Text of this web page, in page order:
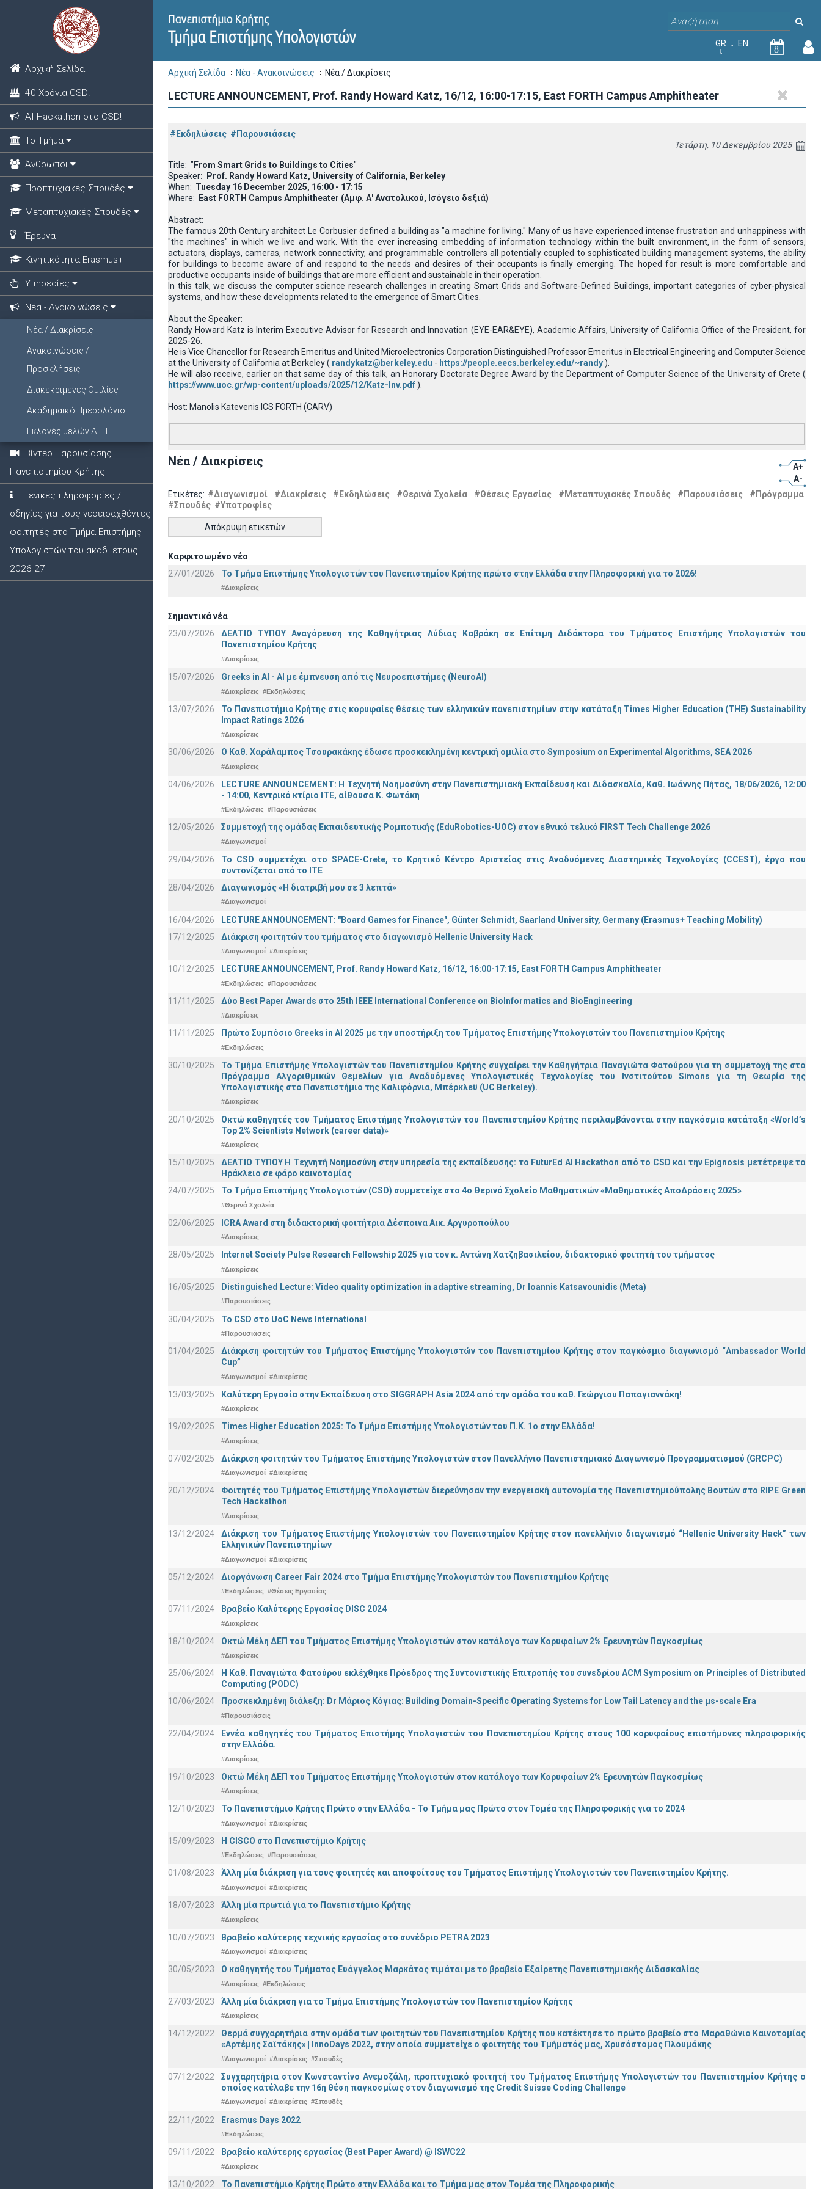
Αρχική Σελίδα
40 Χρόνια CSD!
ΑΙ Hackathon στο CSD!
Το Τμήμα
Άνθρωποι
Προπτυχιακές Σπουδές
Μεταπτυχιακές Σπουδές
Έρευνα
Κινητικότητα Erasmus+
Υπηρεσίες
Νέα - Ανακοινώσεις
Νέα / Διακρίσεις
Ανακοινώσεις /
Προσκλήσεις
Διακεκριμένες Ομιλίες
Ακαδημαϊκό Ημερολόγιο
Εκλογές μελών ΔΕΠ
Βίντεο Παρουσίασης
Πανεπιστημίου Κρήτης
Γενικές πληροφορίες /
οδηγίες για τους νεοεισαχθέντες
φοιτητές στο Τμήμα Επιστήμης
Υπολογιστών του ακαδ. έτους
2026-27
GR EN
8
Αρχική Σελίδα Νέα - Ανακοινώσεις Νέα / Διακρίσεις
LECTURE ANNOUNCEMENT, Prof. Randy Howard Katz, 16/12, 16:00-17:15, East FORTH Campus Amphitheater
#Εκδηλώσεις #Παρουσιάσεις
Τετάρτη, 10 Δεκεμβρίου 2025
Title: " From Smart Grids to Buildings to Cities"
Speaker: Prof. Randy Howard Katz, University of California, Berkeley
When: Tuesday 16 December 2025, 16:00 - 17:15
Where:
East FORTH Campus Amphitheater (Αμφ. Α' Ανατολικού, Ισόγειο δεξιά)
Abstract:
The famous 20th Century architect Le Corbusier defined a building as "a machine for living." Many of us have experienced intense frustration and unhappiness with
"the machines" in which we live and work. With the ever increasing embedding of information technology within the built environment, in the form of sensors,
actuators, displays, cameras, network connectivity, and programmable controllers all potentially coupled to sophisticated building management systems, the ability
for buildings to become aware of and respond to the needs and desires of their occupants is finally emerging. The hoped for result is more comfortable and
productive occupants inside of buildings that are more efficient and sustainable in their operation.
In this talk, we discuss the computer science research challenges in creating Smart Grids and Software-Defined Buildings, important categories of cyber-physical
systems, and how these developments related to the emergence of Smart Cities.
About the Speaker:
Randy Howard Katz is Interim Executive Advisor for Research and Innovation (EYE-EAR&EYE), Academic Affairs, University of California Office of the President, for
2025-26.
He is Vice Chancellor for Research Emeritus and United Microelectronics Corporation Distinguished Professor Emeritus in Electrical Engineering and Computer Science
at the University of California at Berkeley ( randykatz@berkeley.edu - https://people.eecs.berkeley.edu/~randy).
He will also receive, earlier on that same day of this talk, an Honorary Doctorate Degree Award by the Department of Computer Science of the University of Crete (
https://www.uoc.gr/wp-content/uploads/2025/12/Katz-Inv.pdf).
Host: Manolis Katevenis ICS FORTH (CARV)
Νέα / Διακρίσεις
A+
A-
Ετικέτες: #Διαγωνισμοί #Διακρίσεις #Εκδηλώσεις #Θερινά Σχολεία #Θέσεις Εργασίας #Μεταπτυχιακές Σπουδές #Παρουσιάσεις
#Πρόγραμμα
#Σπουδές #Υποτροφίες
Απόκρυψη ετικετών
Καρφιτσωμένο νέο
27/01/2026
Το Τμήμα Επιστήμης Υπολογιστών του Πανεπιστημίου Κρήτης πρώτο στην Ελλάδα στην Πληροφορική για το 2026!
#Διακρίσεις
Σημαντικά νέα
23/07/2026
ΔΕΛΤΙΟ ΤΥΠΟΥ Αναγόρευση της Καθηγήτριας Λύδιας Καβράκη σε Επίτιμη Διδάκτορα του Τμήματος Επιστήμης Υπολογιστών του
Πανεπιστημίου Κρήτης
#Διακρίσεις
15/07/2026 Greeks in AI - ΑΙ με έμπνευση από τις Νευροεπιστήμες (NeuroAI)
#Διακρίσεις #Εκδηλώσεις
13/07/2026
Το Πανεπιστήμιο Κρήτης στις κορυφαίες θέσεις των ελληνικών πανεπιστημίων στην κατάταξη Times Higher Education (ΤΗΕ) Sustainability
Impact Ratings 2026
#Διακρίσεις
30/06/2026 Ο Καθ. Χαράλαμπος Τσουρακάκης έδωσε προσκεκλημένη κεντρική ομιλία στο Symposium on Experimental Algorithms, SEA 2026
#Διακρίσεις
04/06/2026
LECTURE ANNOUNCEMENT: Η Τεχνητή Νοημοσύνη στην Πανεπιστημιακή Εκπαίδευση και Διδασκαλία, Καθ. Ιωάννης Πήτας, 18/06/2026, 12:00
- 14:00, Κεντρικό κτίριο ΙΤΕ, αίθουσα Κ. Φωτάκη
#Εκδηλώσεις #Παρουσιάσεις
12/05/2026 Συμμετοχή της ομάδας Εκπαιδευτικής Ρομποτικής (EduRobotics-UOC) στον εθνικό τελικό FIRST Tech Challenge 2026
#Διαγωνισμοί
29/04/2026
Το CSD συμμετέχει στο SPACE-Crete, το Κρητικό Κέντρο Αριστείας στις Αναδυόμενες Διαστημικές Τεχνολογίες (CCEST), έργο που
συντονίζεται από το ΙΤΕ
28/04/2026
Διαγωνισμός «Η διατριβή μου σε 3 λεπτά»
#Διαγωνισμοί
16/04/2026
LECTURE ANNOUNCEMENT: "Board Games for Finance", Günter Schmidt, Saarland University, Germany (Erasmus+ Teaching Mobility)
17/12/2025
Διάκριση φοιτητών του τμήματος στο διαγωνισμό Hellenic University Hack
#Διαγωνισμοί #Διακρίσεις
10/12/2025 LECTURE ANNOUNCEMENT, Prof. Randy Howard Katz, 16/12, 16:00-17:15, East FORTH Campus Amphitheater
#Εκδηλώσεις #Παρουσιάσεις
11/11/2025 Δύο Best Paper Awards στο 25th IEEE International Conference on BioInformatics and BioEngineering
#Διακρίσεις
11/11/2025 Πρώτο Συμπόσιο Greeks in AI 2025 με την υποστήριξη του Τμήματος Επιστήμης Υπολογιστών του Πανεπιστημίου Κρήτης
#Εκδηλώσεις
30/10/2025
Το Τμήμα Επιστήμης Υπολογιστών του Πανεπιστημίου Κρήτης συγχαίρει την Καθηγήτρια Παναγιώτα Φατούρου για τη συμμετοχή της στο
Πρόγραμμα Αλγοριθμικών Θεμελίων για Αναδυόμενες Υπολογιστικές Τεχνολογίες του Ινστιτούτου Simons για τη Θεωρία της
Υπολογιστικής στο Πανεπιστήμιο της Καλιφόρνια, Μπέρκλεϋ (UC Berkeley).
#Διακρίσεις
20/10/2025
Οκτώ καθηγητές του Τμήματος Επιστήμης Υπολογιστών του Πανεπιστημίου Κρήτης περιλαμβάνονται στην παγκόσμια κατάταξη «World’s
Top 2% Scientists Network (career data)»
#Διακρίσεις
15/10/2025
ΔΕΛΤΙΟ ΤΥΠΟΥ H Tεχνητή Νοημοσύνη στην υπηρεσία της εκπαίδευσης: το FuturEd AI Hackathon από το CSD και την Epignosis μετέτρεψε το
Ηράκλειο σε φάρο καινοτομίας
24/07/2025
Το Τμήμα Επιστήμης Υπολογιστών (CSD) συμμετείχε στο 4ο Θερινό Σχολείο Μαθηματικών «Μαθηματικές ΑποΔράσεις 2025»
#Θερινά Σχολεία
02/06/2025 ICRA Award στη διδακτορική φοιτήτρια Δέσποινα Αικ. Αργυροπούλου
#Διακρίσεις
28/05/2025 Internet Society Pulse Research Fellowship 2025 για τον κ. Αντώνη Χατζηβασιλείου, διδακτορικό φοιτητή του τμήματος
#Διακρίσεις
16/05/2025 Distinguished Lecture: Video quality optimization in adaptive streaming, Dr Ioannis Katsavounidis (Meta)
#Παρουσιάσεις
30/04/2025 To CSD στο UoC News International
#Παρουσιάσεις
01/04/2025
Διάκριση φοιτητών του Τμήματος Επιστήμης Υπολογιστών του Πανεπιστημίου Κρήτης στον παγκόσμιο διαγωνισμό “Ambassador World
Cup”
#Διαγωνισμοί #Διακρίσεις
13/03/2025 Καλύτερη Εργασία στην Εκπαίδευση στο SIGGRAPH Asia 2024 από την ομάδα του καθ. Γεώργιου Παπαγιαννάκη!
#Διακρίσεις
19/02/2025 Times Higher Education 2025: Το Τμήμα Επιστήμης Υπολογιστών του Π.Κ. 1ο στην Ελλάδα!
#Διακρίσεις
07/02/2025 Διάκριση φοιτητών του Τμήματος Επιστήμης Υπολογιστών στον Πανελλήνιο Πανεπιστημιακό Διαγωνισμό Προγραμματισμού (GRCPC)
#Διαγωνισμοί #Διακρίσεις
20/12/2024
Φοιτητές του Τμήματος Επιστήμης Υπολογιστών διερεύνησαν την ενεργειακή αυτονομία της Πανεπιστημιούπολης Βουτών στο RIPE Green
Tech Hackathon
#Διακρίσεις
13/12/2024
Διάκριση του Τμήματος Επιστήμης Υπολογιστών του Πανεπιστημίου Κρήτης στον πανελλήνιο διαγωνισμό “Hellenic University Hack” των
Ελληνικών Πανεπιστημίων
#Διαγωνισμοί #Διακρίσεις
05/12/2024 Διοργάνωση Career Fair 2024 στο Τμήμα Επιστήμης Υπολογιστών του Πανεπιστημίου Κρήτης
#Εκδηλώσεις #Θέσεις Εργασίας
07/11/2024 Βραβείο Καλύτερης Εργασίας DISC 2024
#Διακρίσεις
18/10/2024 Οκτώ Μέλη ΔΕΠ του Τμήματος Επιστήμης Υπολογιστών στον κατάλογο των Κορυφαίων 2% Ερευνητών Παγκοσμίως
#Διακρίσεις
25/06/2024
Η Καθ. Παναγιώτα Φατούρου εκλέχθηκε Πρόεδρος της Συντονιστικής Επιτροπής του συνεδρίου ACM Symposium on Principles of Distributed
Computing (PODC)
10/06/2024
Προσκεκλημένη διάλεξη: Dr Μάριος Κόγιας: Building Domain-Specific Operating Systems for Low Tail Latency and the μs-scale Era
#Παρουσιάσεις
22/04/2024
Εννέα καθηγητές του Τμήματος Επιστήμης Υπολογιστών του Πανεπιστημίου Κρήτης στους 100 κορυφαίους επιστήμονες πληροφορικής
στην Ελλάδα.
#Διακρίσεις
19/10/2023 Οκτώ Μέλη ΔΕΠ του Τμήματος Επιστήμης Υπολογιστών στον κατάλογο των Κορυφαίων 2% Ερευνητών Παγκοσμίως
#Διακρίσεις
12/10/2023 Το Πανεπιστήμιο Κρήτης Πρώτο στην Ελλάδα - Το Τμήμα μας Πρώτο στον Τομέα της Πληροφορικής για το 2024
#Διαγωνισμοί #Διακρίσεις
15/09/2023 Η CISCO στο Πανεπιστήμιο Κρήτης
#Εκδηλώσεις #Παρουσιάσεις
01/08/2023 Άλλη μία διάκριση για τους φοιτητές και αποφοίτους του Τμήματος Επιστήμης Υπολογιστών του Πανεπιστημίου Κρήτης.
#Διαγωνισμοί #Διακρίσεις
18/07/2023 Άλλη μία πρωτιά για το Πανεπιστήμιο Κρήτης
#Διακρίσεις
10/07/2023 Βραβείο καλύτερης τεχνικής εργασίας στο συνέδριο PETRA 2023
#Διαγωνισμοί #Διακρίσεις
30/05/2023 Ο καθηγητής του Τμήματος Ευάγγελος Μαρκάτος τιμάται με το βραβείο Εξαίρετης Πανεπιστημιακής Διδασκαλίας
#Διακρίσεις #Εκδηλώσεις
27/03/2023 Άλλη μία διάκριση για το Τμήμα Επιστήμης Υπολογιστών του Πανεπιστημίου Κρήτης
#Διακρίσεις
14/12/2022
Θερμά συγχαρητήρια στην ομάδα των φοιτητών του Πανεπιστημίου Κρήτης που κατέκτησε το πρώτο βραβείο στο Μαραθώνιο Καινοτομίας
«Αρτέμης Σαϊτάκης» | InnoDays 2022, στην οποία συμμετείχε ο φοιτητής του Τμήματός μας, Χρυσόστομος Πλουμάκης
#Διαγωνισμοί #Διακρίσεις #Σπουδές
07/12/2022
Συγχαρητήρια στον Κωνσταντίνο Ανεμοζάλη, προπτυχιακό φοιτητή του Τμήματος Επιστήμης Υπολογιστών του Πανεπιστημίου Κρήτης ο
οποίος κατέλαβε την 16η θέση παγκοσμίως στον διαγωνισμό της Credit Suisse Coding Challenge
#Διαγωνισμοί #Διακρίσεις #Σπουδές
22/11/2022 Erasmus Days 2022
#Εκδηλώσεις
09/11/2022 Βραβείο καλύτερης εργασίας (Best Paper Award) @ ISWC22
#Διακρίσεις
13/10/2022 Το Πανεπιστήμιο Κρήτης Πρώτο στην Ελλάδα και το Τμήμα μας στον Τομέα της Πληροφορικής